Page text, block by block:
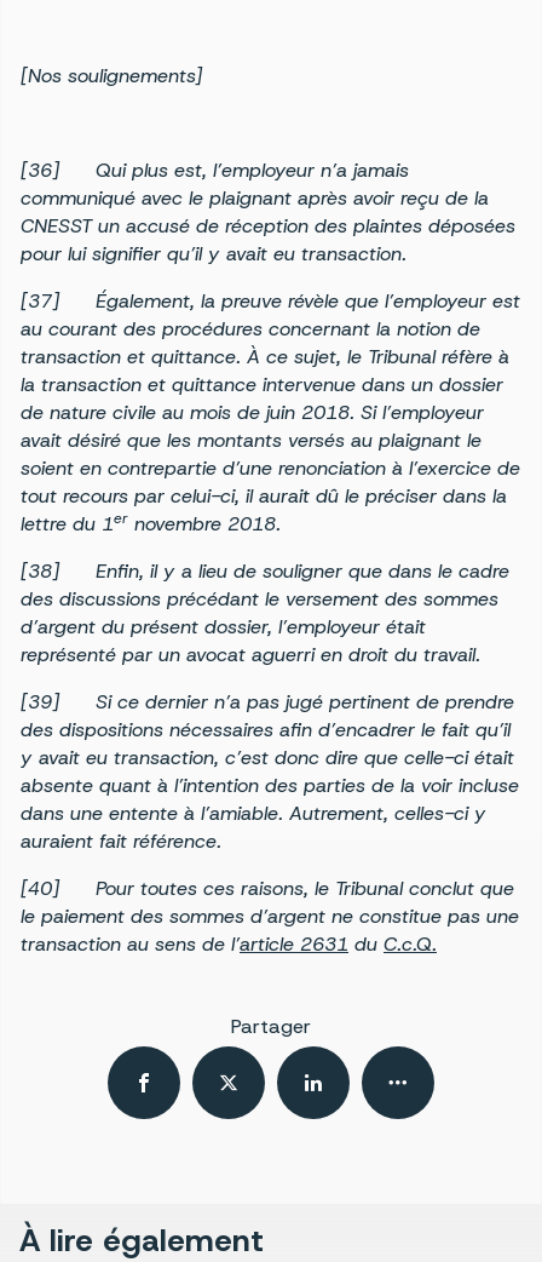
[Nos soulignements]
[36]
Qui plus est, l’employeur n’a jamais
communiqué avec le plaignant après avoir reçu de la
CNESST un accusé de réception des plaintes déposées
pour lui signifier qu’il y avait eu transaction.
[37]
Également, la preuve révèle que l’employeur est
au courant des procédures concernant la notion de
transaction et quittance. À ce sujet, le Tribunal réfère à
la transaction et quittance intervenue dans un dossier
de nature civile au mois de juin 2018. Si l’employeur
avait désiré que les montants versés au plaignant le
soient en contrepartie d’une renonciation à l’exercice de
tout recours par celui-ci, il aurait dû le préciser dans la
lettre du 1er novembre 2018.
[38]
Enfin, il y a lieu de souligner que dans le cadre
des discussions précédant le versement des sommes
d’argent du présent dossier, l’employeur était
représenté par un avocat aguerri en droit du travail.
[39]
Si ce dernier n’a pas jugé pertinent de prendre
des dispositions nécessaires afin d’encadrer le fait qu’il
y avait eu transaction, c’est donc dire que celle-ci était
absente quant à l’intention des parties de la voir incluse
dans une entente à l’amiable. Autrement, celles-ci y
auraient fait référence.
[40]
Pour toutes ces raisons, le Tribunal conclut que
le paiement des sommes d’argent ne constitue pas une
transaction au sens de l’article 2631 du C.c.Q.
Partager
À lire également